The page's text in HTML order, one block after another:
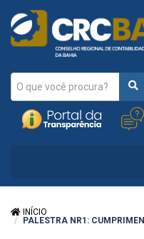
INÍCIO
PALESTRA NR1: